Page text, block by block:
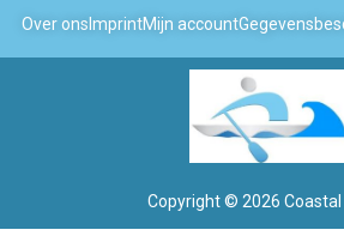
Over ons ImprintMijn account
Copyright © 2026 Coastal